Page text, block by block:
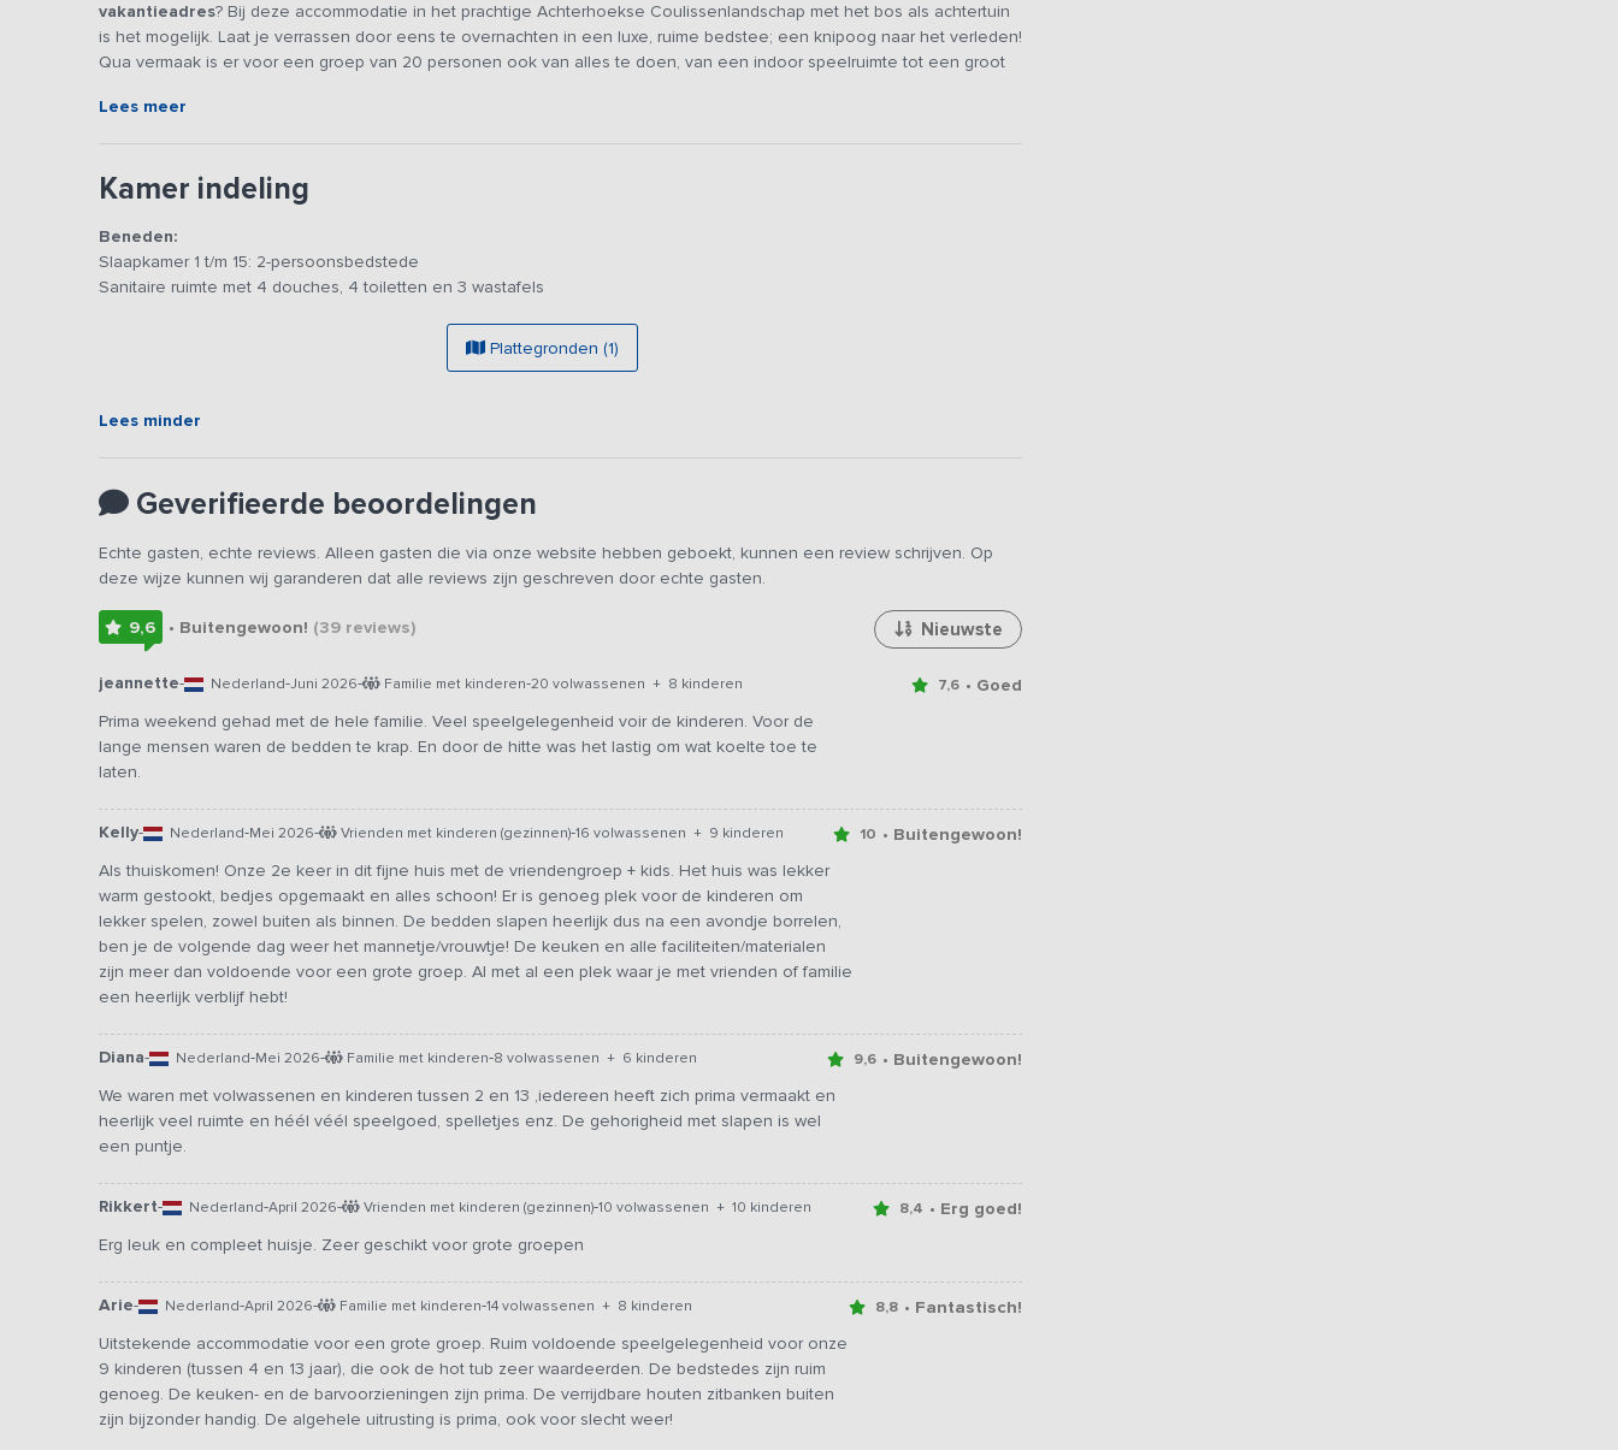
vakantieadres? Bij deze accommodatie in het prachtige Achterhoekse Coulissenlandschap met het bos als achtertuin
is het mogelijk. Laat je verrassen door eens te overnachten in een luxe, ruime bedstee; een knipoog naar het verleden!
Qua vermaak is er voor een groep van 20 personen ook van alles te doen, van een indoor speelruimte tot een groot
gemakken voorzien zoals een groot 6-pitsgasfornuis met bakplaat, oven, magnetron, vaatwasser, koelkast en vriezer.
doornemen onder het genot van een kopje vers gezette koffie, een waardevol moment samen. Naast de
verblijfsruimte is er een speciale speelruimte gemaakt. Dit geheel verwarmde walhalla voor kinderen is erg ruim en
heeft o.a. een klimrek, een glijbaan, een tafeltennistafel, een pooltafel, een heuse bioscoop en een grote tafel om
De slaapkamers van deze accommodatie zijn knus en hebben een nostalgische inslag, er zijn namelijk 15 bedstedes.
iedereen. Naast een stukje extra sfeerverlichting, geeft de lantaarn in het donker ook nog eens het gemak om de
Vanaf het voorjaar van 2027 beschikt de woning over airconditioning.
Vanuit de verblijfsruimte kijk je prachtig uit op de landelijke omgeving, maar ook op de speelweide. Hier kan een
sportief potje volleybal gespeeld worden, terwijl de toeschouwers vanaf de picknickbanken van het schouwspel
genieten. De liefhebber kan gebruik maken van de hottub, het warme water werkt zeer ontspannend en verfrissend.
Door de fantastische locatie, kun je tijdens heldere avonden de prachtige sterrenhemel bewonderen. Geniet van
Bijzonderheden:Dit vakantieadres is zowel voor kleine als grotere groepen geschikt en staat daarom twee keer op
ons platform. Het betreft hetzelfde vakantieadres met dezelfde foto's & prijzen en wordt dus ook altijd aan één groep
tegelijk verhuurd.
Lees meer
Kamer indeling
Beneden:
Slaapkamer 1 t/m 15: 2-persoonsbedstede
Sanitaire ruimte met 4 douches, 4 toiletten en 3 wastafels
Plattegronden (1)
Lees minder
Geverifieerde beoordelingen
Echte gasten, echte reviews. Alleen gasten die via onze website hebben geboekt, kunnen een review schrijven. Op
deze wijze kunnen wij garanderen dat alle reviews zijn geschreven door echte gasten.
9,6 • Buitengewoon! (39reviews) Nieuwste
jeannette- Nederland-Juni 2026- Familie met kinderen-20 volwassenen + 8 kinderen 7,6 • Goed
Prima weekend gehad met de hele familie. Veel speelgelegenheid voir de kinderen. Voor de
lange mensen waren de bedden te krap. En door de hitte was het lastig om wat koelte toe te
laten.
Kelly- Nederland-Mei 2026- Vrienden met kinderen (gezinnen)-16 volwassenen + 9 kinderen 10 • Buitengewoon!
Als thuiskomen! Onze 2e keer in dit fijne huis met de vriendengroep + kids. Het huis was lekker
warm gestookt, bedjes opgemaakt en alles schoon! Er is genoeg plek voor de kinderen om
lekker spelen, zowel buiten als binnen. De bedden slapen heerlijk dus na een avondje borrelen,
ben je de volgende dag weer het mannetje/vrouwtje! De keuken en alle faciliteiten/materialen
zijn meer dan voldoende voor een grote groep. Al met al een plek waar je met vrienden of familie
een heerlijk verblijf hebt!
Diana- Nederland-Mei 2026- Familie met kinderen-8 volwassenen + 6 kinderen 9,6 • Buitengewoon!
We waren met volwassenen en kinderen tussen 2 en 13 ,iedereen heeft zich prima vermaakt en
heerlijk veel ruimte en héél véél speelgoed, spelletjes enz. De gehorigheid met slapen is wel
een puntje.
Rikkert- Nederland-April 2026- Vrienden met kinderen (gezinnen)-10 volwassenen + 10 kinderen 8,4 • Erg goed!
Erg leuk en compleet huisje. Zeer geschikt voor grote groepen
Arie- Nederland-April 2026- Familie met kinderen-14 volwassenen + 8 kinderen 8,8 • Fantastisch!
Uitstekende accommodatie voor een grote groep. Ruim voldoende speelgelegenheid voor onze
9 kinderen (tussen 4 en 13 jaar), die ook de hot tub zeer waardeerden. De bedstedes zijn ruim
genoeg. De keuken- en de barvoorzieningen zijn prima. De verrijdbare houten zitbanken buiten
zijn bijzonder handig. De algehele uitrusting is prima, ook voor slecht weer!